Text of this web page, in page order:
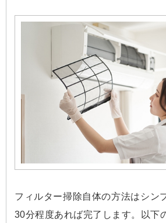
フィルター掃除自体の方法はシン
30分程度あれば完了します。以下